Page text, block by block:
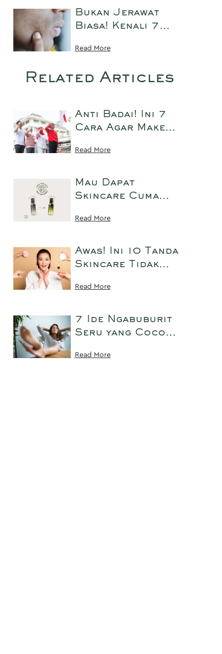
Bukan Jerawat
Biasa! Kenali 7
di Wajah dan Cara
Read More
Related Articles
Anti Badai! Ini 7
Cara Agar Make
dan Tahan Lama
an
Read More
Mau Dapat
Skincare Cuma
Botol Kosong?
Disini!
Read More
Awas! Ini 10 Tanda
Skincare Tidak
Kulit yang Wajib
Read More
7 Ide Ngabuburit
Seru yang Cocok
Jomblo, Dijamin
Read More